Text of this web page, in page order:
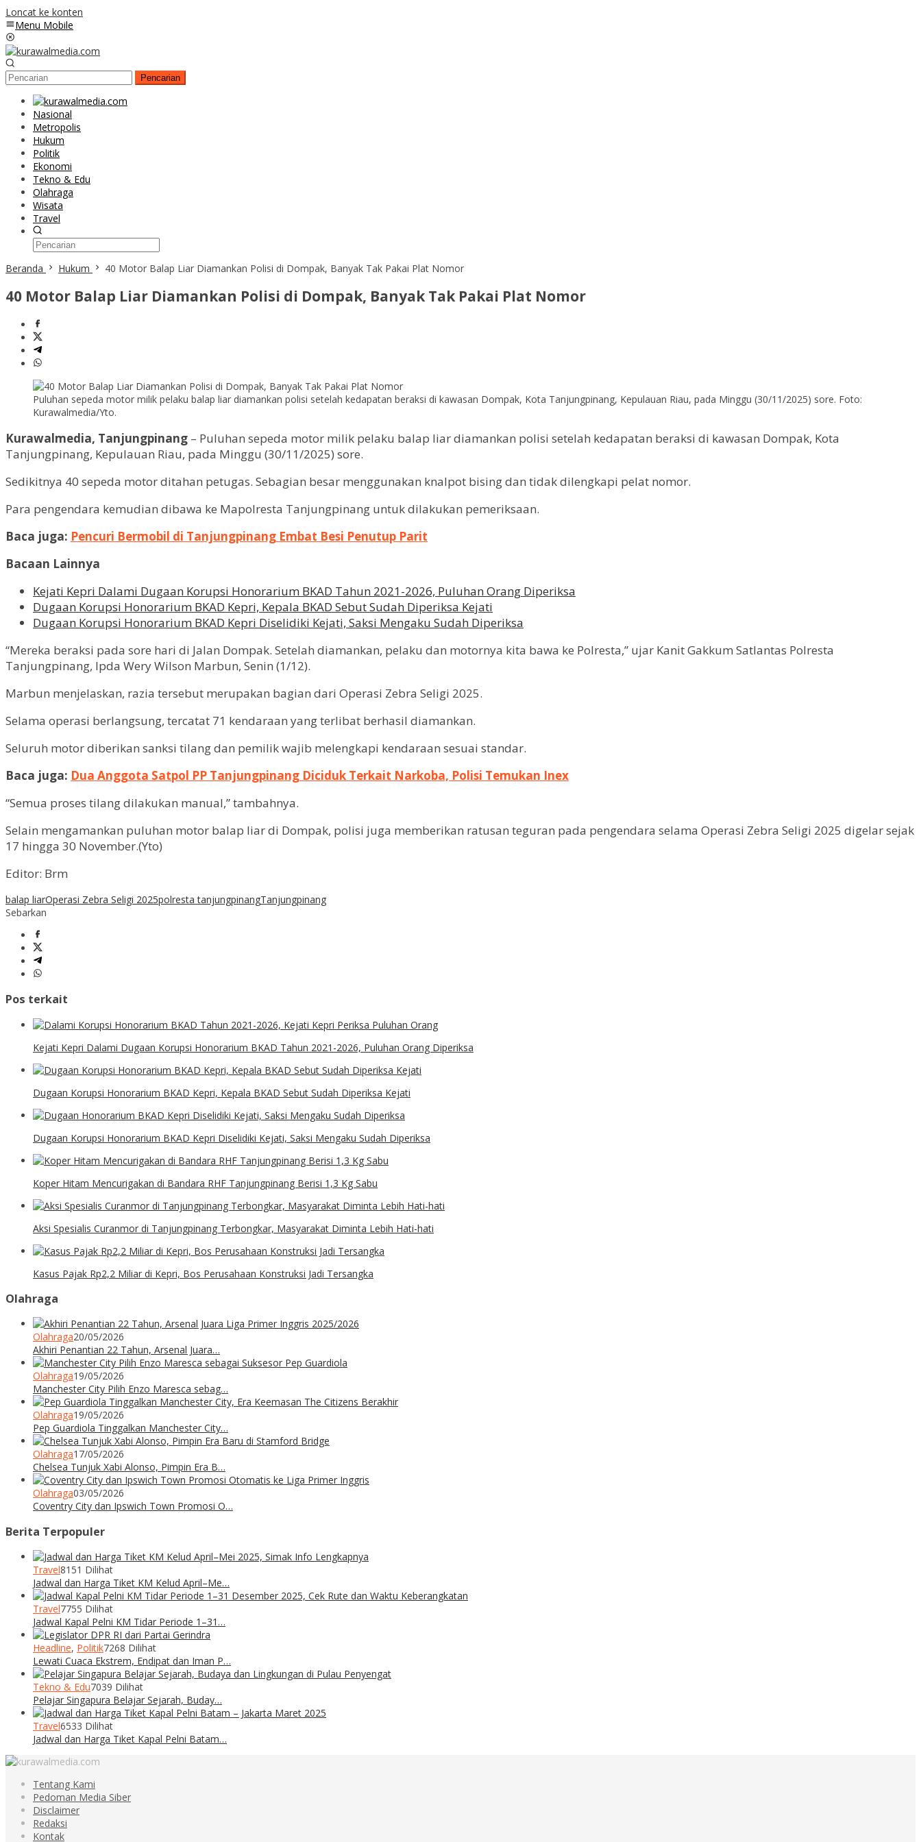
Loncat ke konten
Menu Mobile
Pencarian
Nasional
Metropolis
Hukum
Politik
Ekonomi
Tekno & Edu
Olahraga
Wisata
Travel
Beranda Hukum 40 Motor Balap Liar Diamankan Polisi di Dompak, Banyak Tak Pakai Plat Nomor
40 Motor Balap Liar Diamankan Polisi di Dompak, Banyak Tak Pakai Plat Nomor
Puluhan sepeda motor milik pelaku balap liar diamankan polisi setelah kedapatan beraksi di kawasan Dompak, Kota Tanjungpinang, Kepulauan Riau, pada Minggu (30/11/2025) sore. Foto:
Kurawalmedia/Yto.
Kurawalmedia, Tanjungpinang – Puluhan sepeda motor milik pelaku balap liar diamankan polisi setelah kedapatan beraksi di kawasan Dompak, Kota
Tanjungpinang, Kepulauan Riau, pada Minggu (30/11/2025) sore.
Sedikitnya 40 sepeda motor ditahan petugas. Sebagian besar menggunakan knalpot bising dan tidak dilengkapi pelat nomor.
Para pengendara kemudian dibawa ke Mapolresta Tanjungpinang untuk dilakukan pemeriksaan.
Baca juga: Pencuri Bermobil di Tanjungpinang Embat Besi Penutup Parit
Bacaan Lainnya
Kejati Kepri Dalami Dugaan Korupsi Honorarium BKAD Tahun 2021-2026, Puluhan Orang Diperiksa
Dugaan Korupsi Honorarium BKAD Kepri, Kepala BKAD Sebut Sudah Diperiksa Kejati
Dugaan Korupsi Honorarium BKAD Kepri Diselidiki Kejati, Saksi Mengaku Sudah Diperiksa
“Mereka beraksi pada sore hari di Jalan Dompak. Setelah diamankan, pelaku dan motornya kita bawa ke Polresta,” ujar Kanit Gakkum Satlantas Polresta
Tanjungpinang, Ipda Wery Wilson Marbun, Senin (1/12).
Marbun menjelaskan, razia tersebut merupakan bagian dari Operasi Zebra Seligi 2025.
Selama operasi berlangsung, tercatat 71 kendaraan yang terlibat berhasil diamankan.
Seluruh motor diberikan sanksi tilang dan pemilik wajib melengkapi kendaraan sesuai standar.
Baca juga: Dua Anggota Satpol PP Tanjungpinang Diciduk Terkait Narkoba, Polisi Temukan Inex
“Semua proses tilang dilakukan manual,” tambahnya.
Selain mengamankan puluhan motor balap liar di Dompak, polisi juga memberikan ratusan teguran pada pengendara selama Operasi Zebra Seligi 2025 digelar sejak
17 hingga 30 November.(Yto)
Editor: Brm
balap liarOperasi Zebra Seligi 2025polresta tanjungpinangTanjungpinang
Sebarkan
Pos terkait
Kejati Kepri Dalami Dugaan Korupsi Honorarium BKAD Tahun 2021-2026, Puluhan Orang Diperiksa
Dugaan Korupsi Honorarium BKAD Kepri, Kepala BKAD Sebut Sudah Diperiksa Kejati
Dugaan Korupsi Honorarium BKAD Kepri Diselidiki Kejati, Saksi Mengaku Sudah Diperiksa
Koper Hitam Mencurigakan di Bandara RHF Tanjungpinang Berisi 1,3 Kg Sabu
Aksi Spesialis Curanmor di Tanjungpinang Terbongkar, Masyarakat Diminta Lebih Hati-hati
Kasus Pajak Rp2,2 Miliar di Kepri, Bos Perusahaan Konstruksi Jadi Tersangka
Olahraga
Olahraga20/05/2026
Akhiri Penantian 22 Tahun, Arsenal Juara…
Olahraga19/05/2026
Manchester City Pilih Enzo Maresca sebag…
Olahraga19/05/2026
Pep Guardiola Tinggalkan Manchester City…
Olahraga17/05/2026
Chelsea Tunjuk Xabi Alonso, Pimpin Era B…
Olahraga03/05/2026
Coventry City dan Ipswich Town Promosi O…
Berita Terpopuler
Travel8151 Dilihat
Jadwal dan Harga Tiket KM Kelud April–Me…
Travel7755 Dilihat
Jadwal Kapal Pelni KM Tidar Periode 1–31…
Headline, Politik7268 Dilihat
Lewati Cuaca Ekstrem, Endipat dan Iman P…
Tekno & Edu7039 Dilihat
Pelajar Singapura Belajar Sejarah, Buday…
Travel6533 Dilihat
Jadwal dan Harga Tiket Kapal Pelni Batam…
Tentang Kami
Pedoman Media Siber
Disclaimer
Redaksi
Kontak